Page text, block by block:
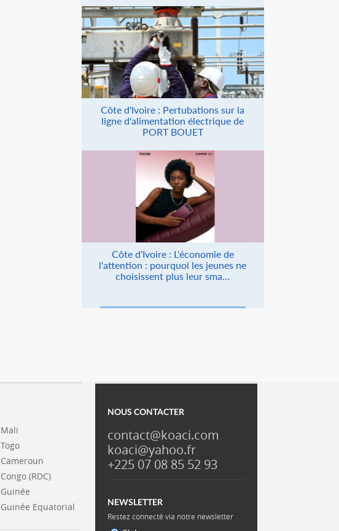
Côte d'Ivoire : Pertubations sur la
ligne d'alimentation électrique de
PORT BOUET
Côte d'Ivoire : L'économie de
l'attention : pourquoi les jeunes ne
choisissent plus leur sma...
Mali
Togo
Cameroun
Congo (RDC)
Guinée
Guinée Equatorial
NOUS CONTACTER
contact@koaci.com
koaci@yahoo.fr
+225 07 08 85 52 93
NEWSLETTER
Restez connecté via notre newsletter